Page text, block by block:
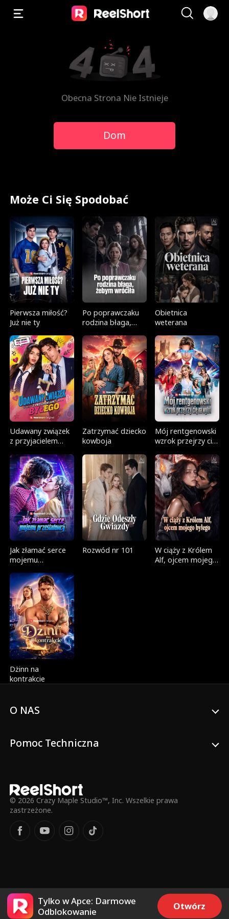
Obecna Strona Nie Istnieje
Dom
Może Ci Się Spodobać
Pierwsza miłość?
Już nie ty
Po poprawczaku
rodzina błaga,
Obietnica
weterana
Udawany związek
z przyjacielem
Zatrzymać dziecko
kowboja
Mój rentgenowski
wzrok przejrzy cię
Jak złamać serce
mojemu
Rozwód nr 101
W ciąży z Królem
Alf, ojcem mojego
Dżinn na
kontrakcie
O NAS
Pomoc Techniczna
© 2026 Crazy Maple Studio™, Inc. Wszelkie prawa
zastrzeżone.
Tylko w Apce: Darmowe
Odblokowanie
Otwórz